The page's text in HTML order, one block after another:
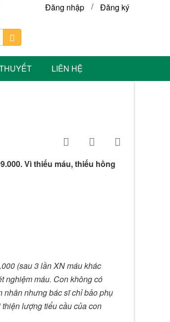
Đăng nhập / Đăng ký
LIÊN HỆ
Vì thiếu máu, thiếu hồng
(sau 3 lần XN máu khác
nghiệm máu. Con không có
nhân nhưng bác sĩ chỉ bảo phụ
lượng tiểu cầu của con